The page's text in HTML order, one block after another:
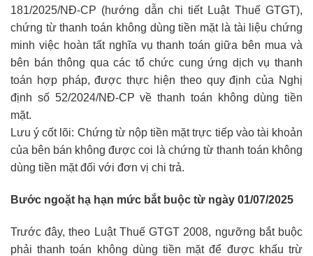
181/2025/NĐ-CP (hướng dẫn chi tiết Luật Thuế GTGT),
chứng từ thanh toán không dùng tiền mặt là tài liệu chứng
minh việc hoàn tất nghĩa vụ thanh toán giữa bên mua và
bên bán thông qua các tổ chức cung ứng dịch vụ thanh
toán hợp pháp, được thực hiện theo quy định của Nghị
định số 52/2024/NĐ-CP về thanh toán không dùng tiền
mặt.
Lưu ý cốt lõi: Chứng từ nộp tiền mặt trực tiếp vào tài khoản
của bên bán không được coi là chứng từ thanh toán không
dùng tiền mặt đối với đơn vị chi trả.
Bước ngoặt hạ hạn mức bắt buộc từ ngày 01/07/2025
Trước đây, theo Luật Thuế GTGT 2008, ngưỡng bắt buộc
phải thanh toán không dùng tiền mặt để được khấu trừ